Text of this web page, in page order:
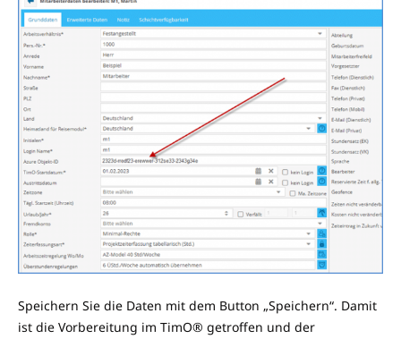
Speichern Sie die Daten mit dem Button „Speichern“. Damit
ist die Vorbereitung im TimO® getroffen und der